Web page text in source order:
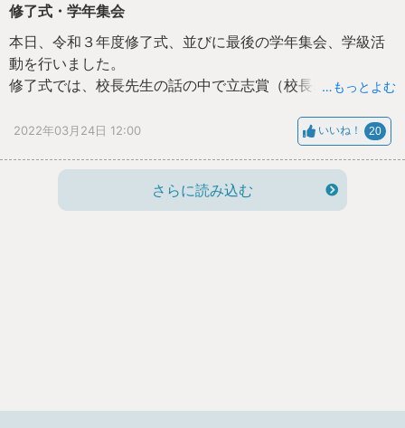
修了式・学年集会
本日、令和３年度修了式、並びに最後の学年集会、学級活
動を行いました。
修了式では、校長先生の話の中で立志賞（校長表彰）の表
年代表生徒の話、生徒指導主任からの話がありました。
また、最後の学年集会及び学級活動（通知票配布）が行わ
れました。
この１年を通して、学力や身体が成長するだけでなく、心
も大きく成長できたように感じています。次年度も一人一
…もっとよむ
2022年03月24日 12:00 いいね！ 20
さらに読み込む